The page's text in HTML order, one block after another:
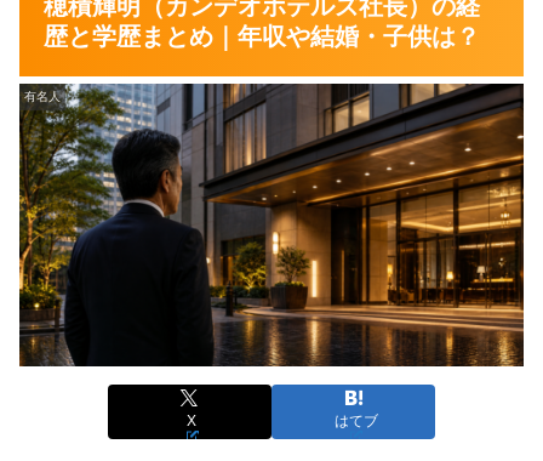
穂積輝明（カンデオホテルズ社長）の経
歴と学歴まとめ｜年収や結婚・子供は？
有名人
X はてブ